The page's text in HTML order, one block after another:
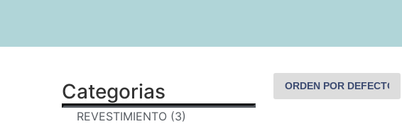
Categorias
REVESTIMIENTO (3)